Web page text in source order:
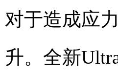
对于造成应
升。全新